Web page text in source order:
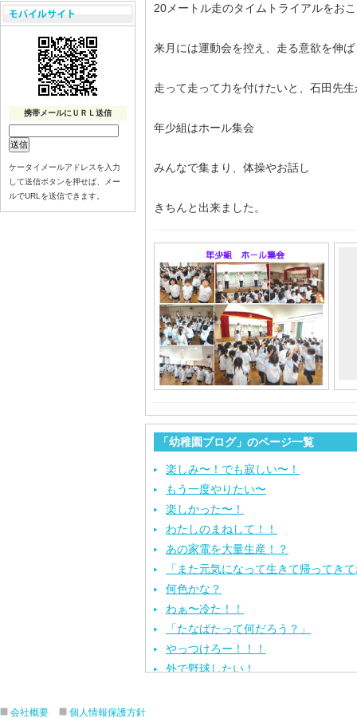
20メートル走のタイムトライアルをお
来月には運動会を控え、走る意欲を伸
走って走って力を付けたいと、石田先
年少組はホール集会
みんなで集まり、体操やお話し
きちんと出来ました。
「幼稚園ブログ」のページ一覧
楽しみ〜！でも寂しい〜！
もう一度やりたい〜
楽しかった〜！
わたしのまねして！！
あの家電を大量生産！？
「また元気になって生きて帰ってき
何色かな？
わぁ〜冷た！！
「たなばたって何だろう？」
やっつけろー！！！
外で野球したい！
携帯メールにＵＲＬ送信
ケータイメールアドレスを入力
して送信ボタンを押せば、メー
ルでURLを送信できます。
会社概要 個人情報保護方針